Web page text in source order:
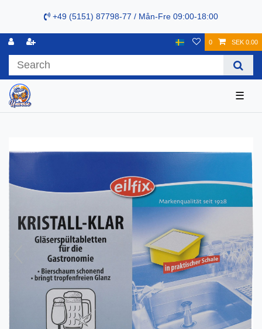
+49 (5151) 87798-77 / Mån-Fre 09:00-18:00
0 SEK 0.00
☰